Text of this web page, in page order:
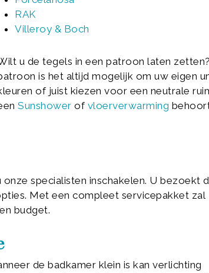
RAK
Villeroy & Boch
u de tegels in een patroon laten
is het altijd mogelijk om uw eigen
of juist kiezen voor een neutrale
Sunshower of vloerverwarming
specialisten inschakelen. U bezoekt
Met een compleet servicepakket zal
budget.
de badkamer klein is kan verlichting